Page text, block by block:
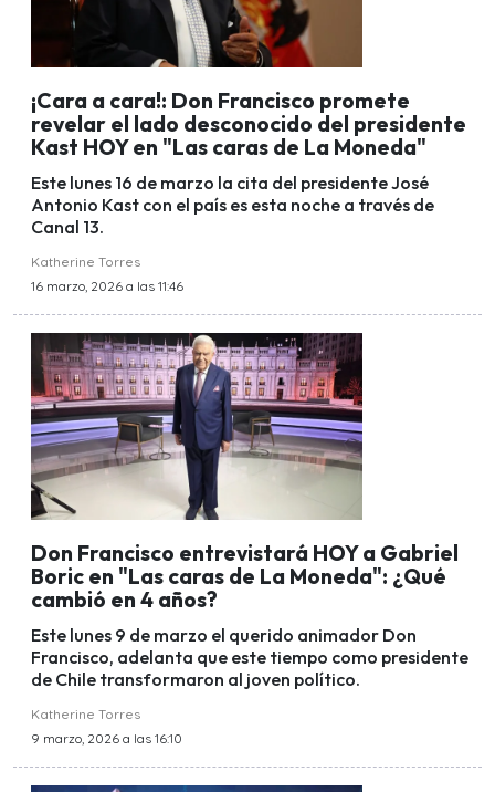
¡Cara a cara!: Don Francisco promete
revelar el lado desconocido del presidente
Kast HOY en "Las caras de La Moneda"
Este lunes 16 de marzo la cita del presidente José
Antonio Kast con el país es esta noche a través de
Canal 13.
Katherine Torres
16 marzo, 2026 a las 11:46
Don Francisco entrevistará HOY a Gabriel
Boric en "Las caras de La Moneda": ¿Qué
cambió en 4 años?
Este lunes 9 de marzo el querido animador Don
Francisco, adelanta que este tiempo como presidente
de Chile transformaron al joven político.
Katherine Torres
9 marzo, 2026 a las 16:10